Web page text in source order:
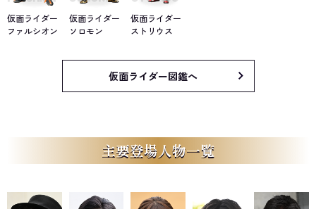
仮面ライダー
ファルシオン
仮面ライダー
ソロモン
仮面ライダー
ストリウス
仮面ライダー図鑑へ
主要登場人物一覧